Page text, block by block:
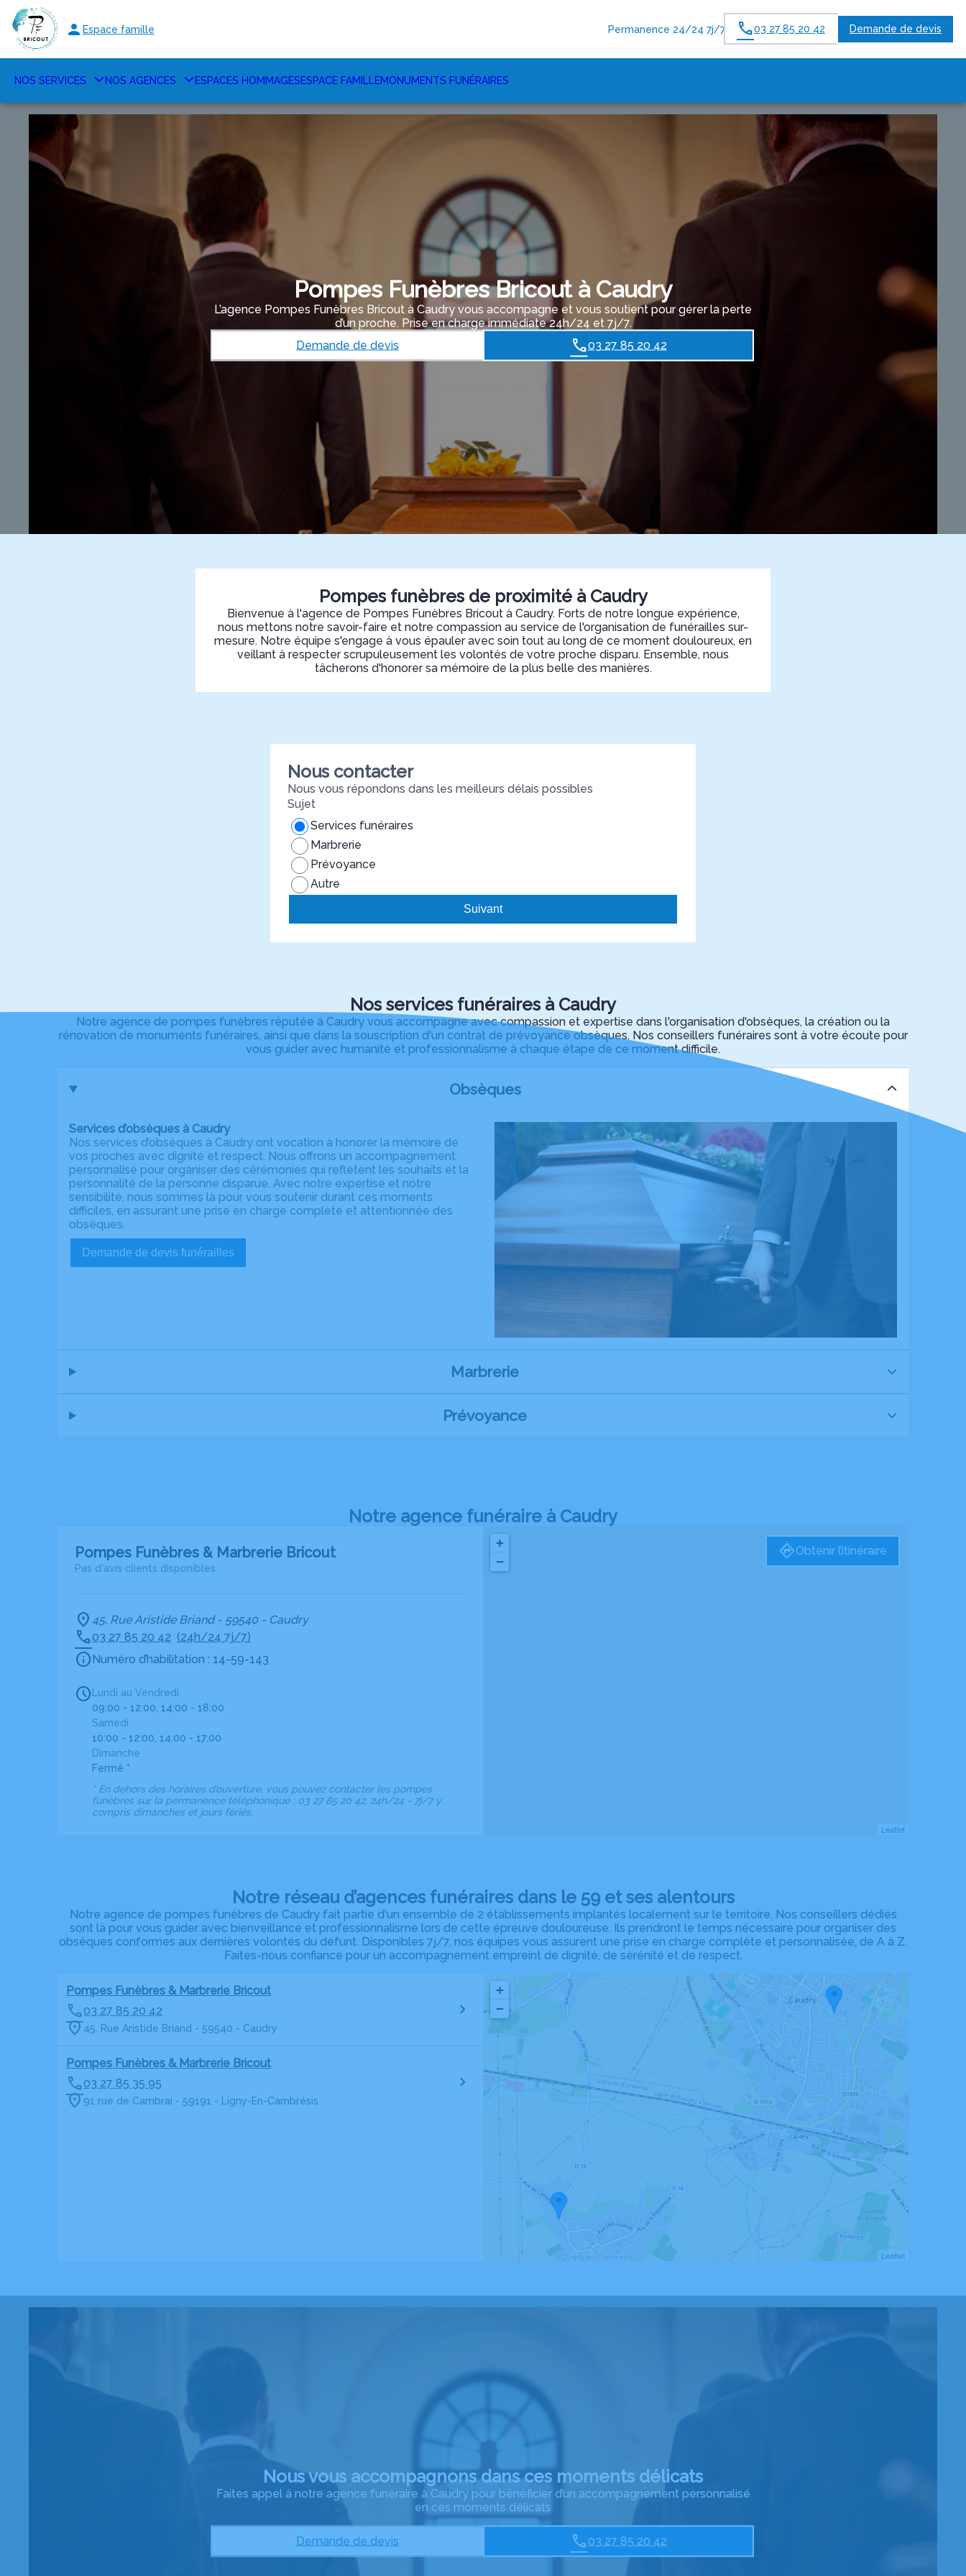
Espace famille Permanence 24/24 7j/7 03 27 85 20 42 Demande de devis
NOS SERVICES NOS AGENCES ESPACES HOMMAGESESPACE FAMILLEMONUMENTS FUNÉRAIRES
Pompes Funèbres Bricout à Caudry
L’agence Pompes Funèbres Bricout à Caudry vous accompagne et vous soutient pour gérer la perte
d’un proche. Prise en charge immédiate 24h/24 et 7j/7.
Demande de devis
03 27 85 20 42
Pompes funèbres de proximité à Caudry
Bienvenue à l'agence de Pompes Funèbres Bricout à Caudry. Forts de notre longue expérience,
nous mettons notre savoir-faire et notre compassion au service de l'organisation de funérailles sur-
mesure. Notre équipe s'engage à vous épauler avec soin tout au long de ce moment douloureux, en
veillant à respecter scrupuleusement les volontés de votre proche disparu. Ensemble, nous
tâcherons d'honorer sa mémoire de la plus belle des manières.
Nous contacter
Nous vous répondons dans les meilleurs délais possibles
Sujet
Services funéraires
Marbrerie
Prévoyance
Autre
Suivant
Nos services funéraires à Caudry
Notre agence de pompes funèbres réputée à Caudry vous accompagne avec compassion et expertise dans l'organisation d'obsèques, la création ou la
rénovation de monuments funéraires, ainsi que dans la souscription d'un contrat de prévoyance obsèques. Nos conseillers funéraires sont à votre écoute pour
vous guider avec humanité et professionnalisme à chaque étape de ce moment difficile.
Obsèques
Services d’obsèques à Caudry
Nos services d’obsèques à Caudry ont vocation à honorer la mémoire de
vos proches avec dignité et respect. Nous offrons un accompagnement
personnalisé pour organiser des cérémonies qui reflètent les souhaits et la
personnalité de la personne disparue. Avec notre expertise et notre
sensibilité, nous sommes là pour vous soutenir durant ces moments
difficiles, en assurant une prise en charge complète et attentionnée des
obsèques.
Demande de devis funérailles
Marbrerie
Prévoyance
Notre agence funéraire à Caudry
Pompes Funèbres & Marbrerie Bricout
Pas d'avis clients disponibles
45, Rue Aristide Briand - 59540 - Caudry
03 27 85 20 42 (24h/24 7j/7)
Numéro d’habilitation : 14-59-143
Lundi au Vendredi
09:00 - 12:00, 14:00 - 18:00
Samedi
10:00 - 12:00, 14:00 - 17:00
Dimanche
Fermé *
* En dehors des horaires d’ouverture, vous pouvez contacter les pompes
funèbres sur la permanence téléphonique : 03 27 85 20 42, 24h/24 - 7j/7 y
compris dimanches et jours fériés.
+
−
Leaflet
Obtenir l’itinéraire
Notre réseau d’agences funéraires dans le 59 et ses alentours
Notre agence de pompes funèbres de Caudry fait partie d'un ensemble de 2 établissements implantés localement sur le territoire. Nos conseillers dédiés
sont là pour vous guider avec bienveillance et professionnalisme lors de cette épreuve douloureuse. Ils prendront le temps nécessaire pour organiser des
obsèques conformes aux dernières volontés du défunt. Disponibles 7j/7, nos équipes vous assurent une prise en charge complète et personnalisée, de A à Z.
Faites-nous confiance pour un accompagnement empreint de dignité, de sérénité et de respect.
Pompes Funèbres & Marbrerie Bricout
03 27 85 20 42
45, Rue Aristide Briand - 59540 - Caudry
Pompes Funèbres & Marbrerie Bricout
03 27 85 35 95
91 rue de Cambrai - 59191 - Ligny-En-Cambrésis
+
−
Leaflet
Nous vous accompagnons dans ces moments délicats
Faites appel à notre agence funéraire à Caudry pour bénéficier d’un accompagnement personnalisé
en ces moments délicats
Demande de devis 03 27 85 20 42